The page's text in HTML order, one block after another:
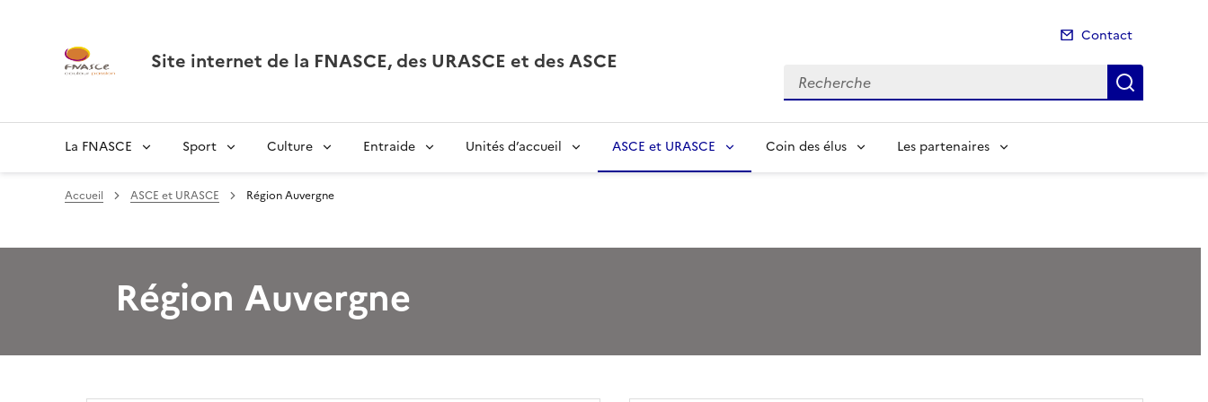
Site internet de la FNASCE, des URASCE et des ASCE
Contact
Recherche
La FNASCE Sport Culture Entraide Unités d’accueil ASCE et URASCE Coin des élus Les partenaires
Accueil ASCE et URASCE Région Auvergne
Région Auvergne